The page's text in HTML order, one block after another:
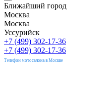
Ближайший город
Москва
Москва
Уссурийск
+7 (499) 302-17-36
+7 (499) 302-17-36
Телефон мотосалона в Москве